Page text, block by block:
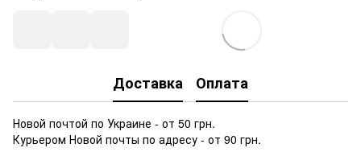
Доставка Оплата
Новой почтой по Украине - от 50 грн.
Курьером Новой почты по адресу - от 90 грн.